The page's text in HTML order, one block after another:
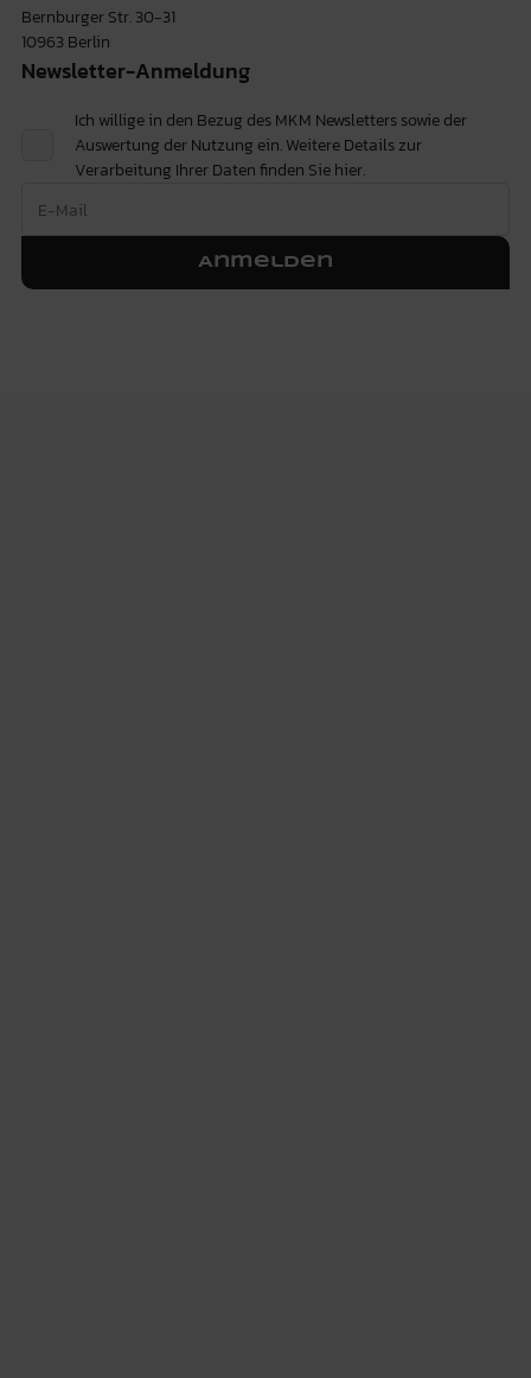
Bernburger Str. 30-31
10963 Berlin
Newsletter-Anmeldung
Ich willige in den Bezug des MKM Newsletters sowie der
Auswertung der Nutzung ein. Weitere Details zur
Verarbeitung Ihrer Daten finden Siehier.
Anmelden